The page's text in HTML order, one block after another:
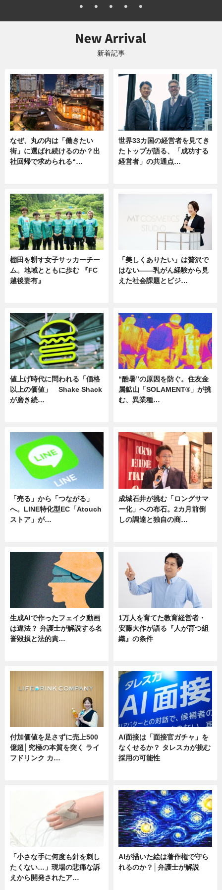
新着記事
なぜ、丸の内は「働きたい
街」に選ばれ続けるのか？出
社回帰で求められる“…
世界33カ国の経営者を見てき
たトップが語る、「成功する
経営者」の共通点…
棚田を耕す女子サッカーチー
ム。地域とともに歩む 『FC
越後妻有』
「美しくありたい」は贅沢で
はない――乳がん経験から見
えた社会課題とビジ…
値上げ時代に問われる「価格
以上の価値」 Shake Shack
が磨き続…
“酷暑”の原因を防ぐ。住友金
属鉱山「SOLAMENT®」が挑
む、異業種…
「売る」から「つながる」
へ。LINE特化型EC「Atouch
ストア」が…
成城石井が挑む「ロングサマ
ー化」への布石。2カ月前倒
しの調達と独自の商…
生成AIで作ったフェイク動画
は違法？ 弁護士が解説する名
誉毀損と法的責…
1万人を育てた教育経営者・
安藤大作が語る『人が育つ組
織』の条件
付加価値を足さずに売上500
億超│究極の本質を突く ライ
フドリンク カ…
AI面接は「面接官ガチャ」を
なくせるか？ タレスカが挑む
採用の可能性
「小さな手に何度も針を刺し
たくない…」現場の悲痛な訴
えから開発されたア…
AIが描いた絵は著作権で守ら
れるのか？│弁護士が解説